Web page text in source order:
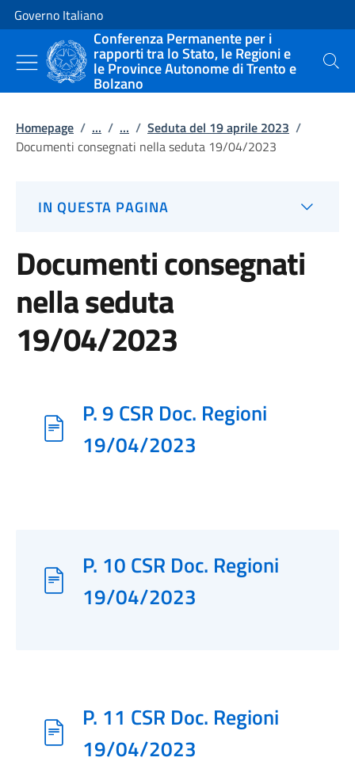
Vai al contenuto
Vai alla navigazione del sito
Governo Italiano
Conferenza Permanente per i
rapporti tra lo Stato, le Regioni e
le Province Autonome di Trento e
Bolzano
Cerca
Homepage / ... / ... / Seduta del 19 aprile 2023 /
Documenti consegnati nella seduta 19/04/2023
IN QUESTA PAGINA
Documenti consegnati
nella seduta
19/04/2023
P. 9 CSR Doc. Regioni
19/04/2023
P. 10 CSR Doc. Regioni
19/04/2023
P. 11 CSR Doc. Regioni
19/04/2023